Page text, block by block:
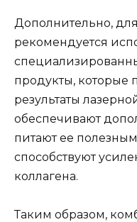
Дополнительно,
рекомендуется
продукты, которые
результаты
обеспечивают
питают ее
способствуют
коллагена.
Таким образом,